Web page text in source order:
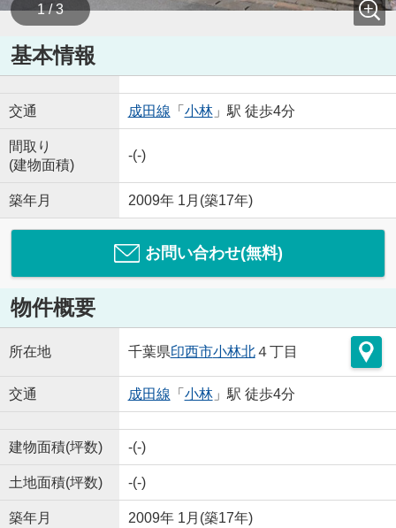
1 / 3
基本情報
交通 成田線 「 小林」駅 徒歩4分
間取り
(建物面積)
-(-)
築年月 2009年 1月(築17年)
お問い合わせ(無料)
物件概要
所在地 千葉県印西市小林北４丁目
交通 成田線 「 小林」駅 徒歩4分
建物面積(坪数) -(-)
土地面積(坪数) -(-)
築年月 2009年 1月(築17年)